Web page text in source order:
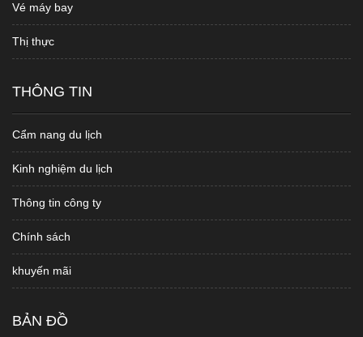
Vé máy bay
Thị thực
THÔNG TIN
Cẩm nang du lịch
Kinh nghiệm du lịch
Thông tin công ty
Chính sách
khuyến mãi
BẢN ĐỒ